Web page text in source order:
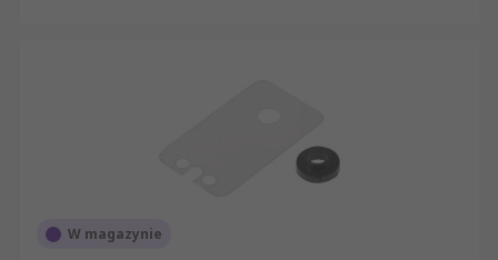
W magazynie